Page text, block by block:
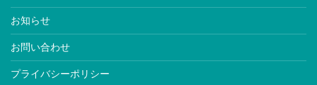
お知らせ
お問い合わせ
プライバシーポリシー